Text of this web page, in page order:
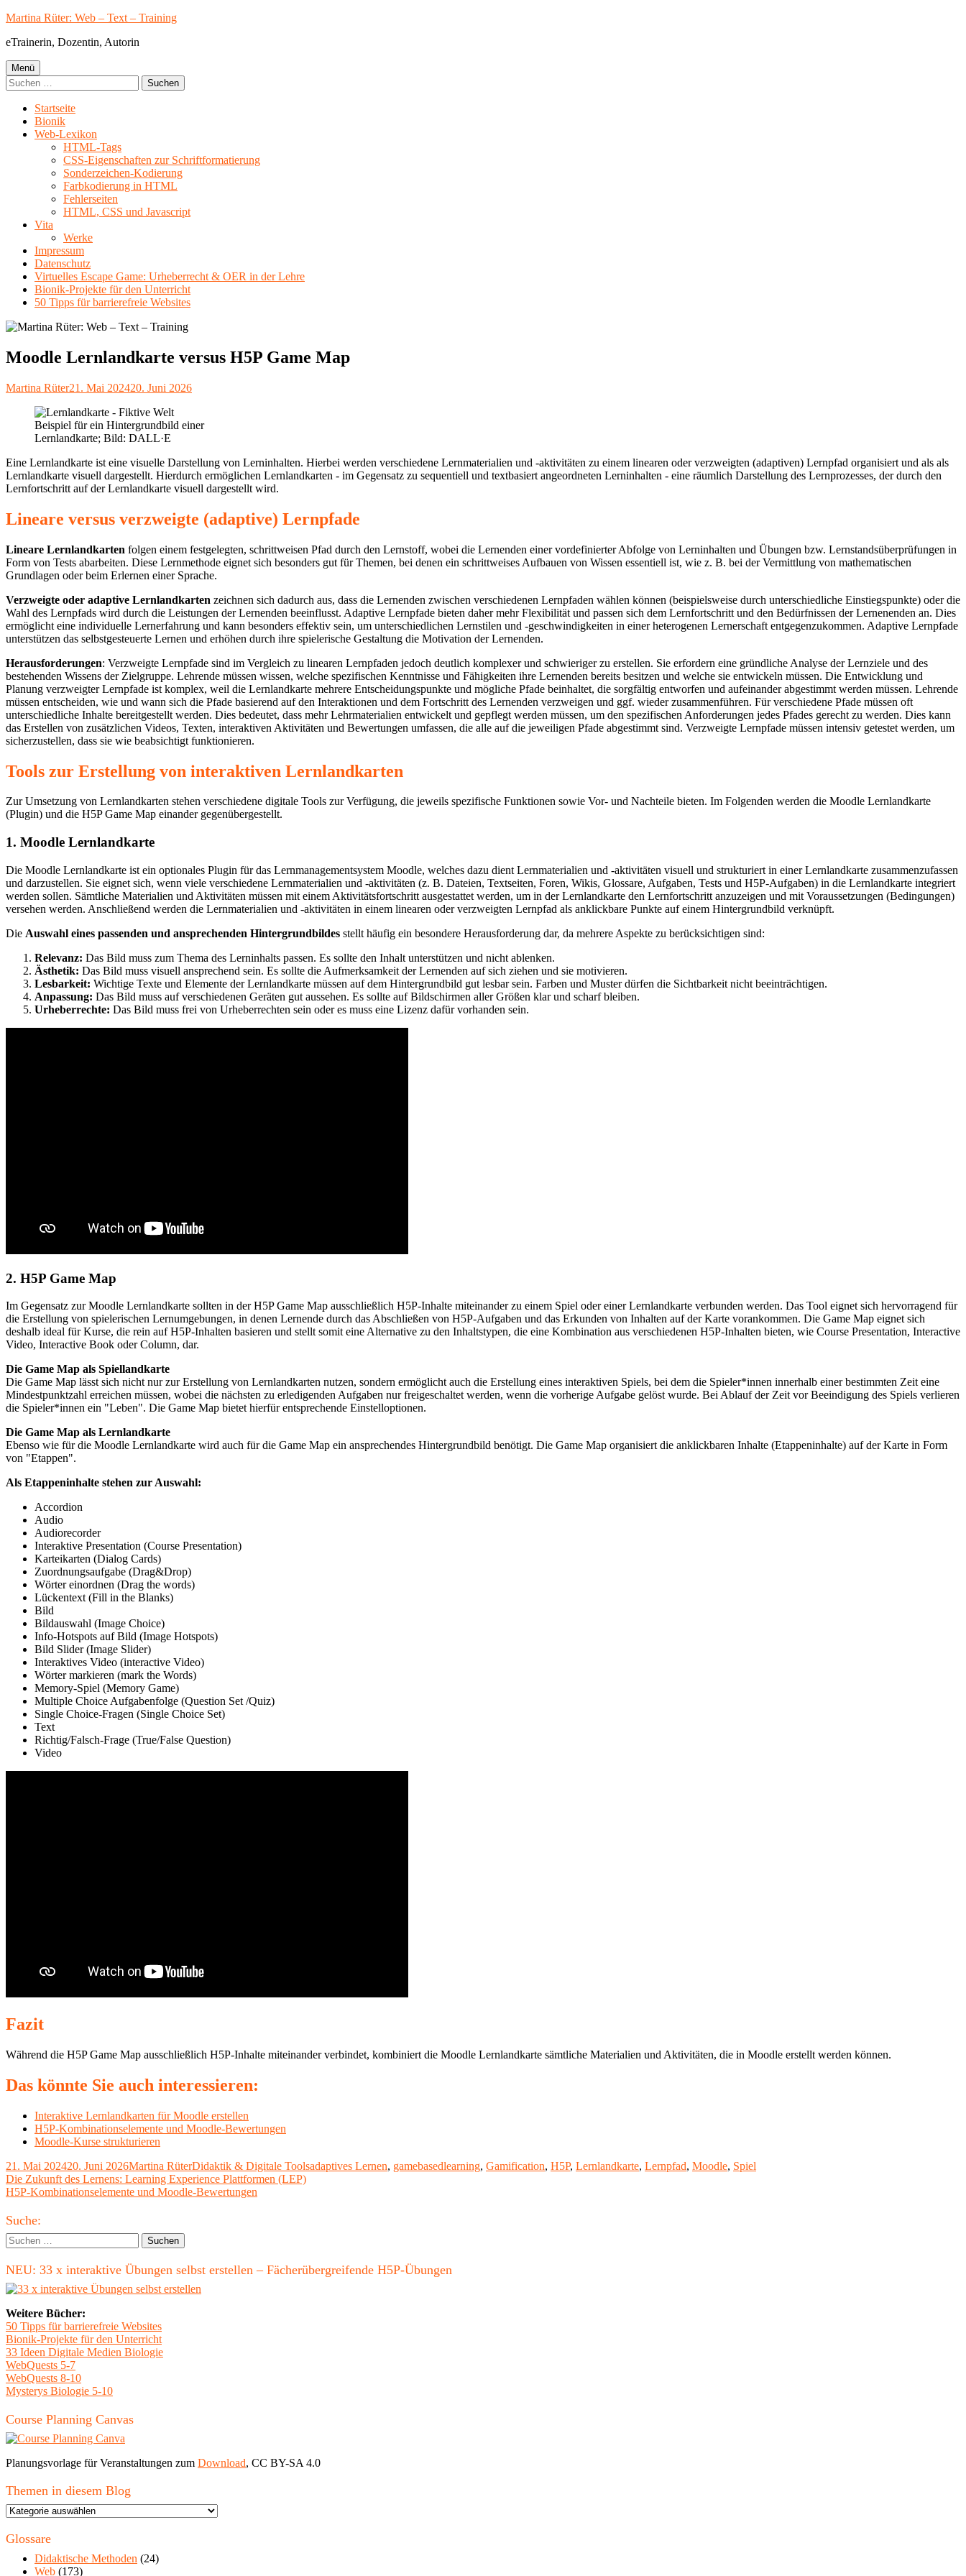
Springe
Inhalt
Martina Rüter: Web – Text – Training
eTrainerin, Dozentin, Autorin
Primäres
Menü
Menü
Suchen
nach:
Startseite
Bionik
Web-Lexikon
HTML-Tags
CSS-Eigenschaften zur Schriftformatierung
Sonderzeichen-Kodierung
Farbkodierung in HTML
Fehlerseiten
HTML, CSS und Javascript
Vita
Werke
Impressum
Datenschutz
Virtuelles Escape Game: Urheberrecht & OER in der Lehre
Bionik-Projekte für den Unterricht
50 Tipps für barrierefreie Websites
Moodle Lernlandkarte versus H5P Game Map
Autor
Martina RüterVeröffentlicht
21. Mai 202420. Juni 2026
Beispiel für ein Hintergrundbild einer
Lernlandkarte; Bild: DALL·E
Eine Lernlandkarte ist eine visuelle Darstellung von Lerninhalten. Hierbei werden verschiedene Lernmaterialien und -aktivitäten zu einem linearen oder verzweigten (adaptiven) Lernpfad organisiert und als als
Lernlandkarte visuell dargestellt. Hierdurch ermöglichen Lernlandkarten - im Gegensatz zu sequentiell und textbasiert angeordneten Lerninhalten - eine räumlich Darstellung des Lernprozesses, der durch den
Lernfortschritt auf der Lernlandkarte visuell dargestellt wird.
Lineare versus verzweigte (adaptive) Lernpfade
Lineare Lernlandkarten folgen einem festgelegten, schrittweisen Pfad durch den Lernstoff, wobei die Lernenden einer vordefinierter Abfolge von Lerninhalten und Übungen bzw. Lernstandsüberprüfungen in
Form von Tests abarbeiten. Diese Lernmethode eignet sich besonders gut für Themen, bei denen ein schrittweises Aufbauen von Wissen essentiell ist, wie z. B. bei der Vermittlung von mathematischen
Grundlagen oder beim Erlernen einer Sprache.
Verzweigte oder adaptive Lernlandkarten zeichnen sich dadurch aus, dass die Lernenden zwischen verschiedenen Lernpfaden wählen können (beispielsweise durch unterschiedliche Einstiegspunkte) oder die
Wahl des Lernpfads wird durch die Leistungen der Lernenden beeinflusst. Adaptive Lernpfade bieten daher mehr Flexibilität und passen sich dem Lernfortschritt und den Bedürfnissen der Lernenenden an. Dies
ermöglicht eine individuelle Lernerfahrung und kann besonders effektiv sein, um unterschiedlichen Lernstilen und -geschwindigkeiten in einer heterogenen Lernerschaft entgegenzukommen. Adaptive Lernpfade
unterstützen das selbstgesteuerte Lernen und erhöhen durch ihre spielerische Gestaltung die Motivation der Lernenden.
Herausforderungen: Verzweigte Lernpfade sind im Vergleich zu linearen Lernpfaden jedoch deutlich komplexer und schwieriger zu erstellen. Sie erfordern eine gründliche Analyse der Lernziele und des
bestehenden Wissens der Zielgruppe. Lehrende müssen wissen, welche spezifischen Kenntnisse und Fähigkeiten ihre Lernenden bereits besitzen und welche sie entwickeln müssen. Die Entwicklung und
Planung verzweigter Lernpfade ist komplex, weil die Lernlandkarte mehrere Entscheidungspunkte und mögliche Pfade beinhaltet, die sorgfältig entworfen und aufeinander abgestimmt werden müssen. Lehrende
müssen entscheiden, wie und wann sich die Pfade basierend auf den Interaktionen und dem Fortschritt des Lernenden verzweigen und ggf. wieder zusammenführen. Für verschiedene Pfade müssen oft
unterschiedliche Inhalte bereitgestellt werden. Dies bedeutet, dass mehr Lehrmaterialien entwickelt und gepflegt werden müssen, um den spezifischen Anforderungen jedes Pfades gerecht zu werden. Dies kann
das Erstellen von zusätzlichen Videos, Texten, interaktiven Aktivitäten und Bewertungen umfassen, die alle auf die jeweiligen Pfade abgestimmt sind. Verzweigte Lernpfade müssen intensiv getestet werden, um
sicherzustellen, dass sie wie beabsichtigt funktionieren.
Tools zur Erstellung von interaktiven Lernlandkarten
Zur Umsetzung von Lernlandkarten stehen verschiedene digitale Tools zur Verfügung, die jeweils spezifische Funktionen sowie Vor- und Nachteile bieten. Im Folgenden werden die Moodle Lernlandkarte
(Plugin) und die H5P Game Map einander gegenübergestellt.
1. Moodle Lernlandkarte
Die Moodle Lernlandkarte ist ein optionales Plugin für das Lernmanagementsystem Moodle, welches dazu dient Lernmaterialien und -aktivitäten visuell und strukturiert in einer Lernlandkarte zusammenzufassen
und darzustellen. Sie eignet sich, wenn viele verschiedene Lernmaterialien und -aktivitäten (z. B. Dateien, Textseiten, Foren, Wikis, Glossare, Aufgaben, Tests und H5P-Aufgaben) in die Lernlandkarte integriert
werden sollen. Sämtliche Materialien und Aktivitäten müssen mit einem Aktivitätsfortschritt ausgestattet werden, um in der Lernlandkarte den Lernfortschritt anzuzeigen und mit Voraussetzungen (Bedingungen)
versehen werden. Anschließend werden die Lernmaterialien und -aktivitäten in einem linearen oder verzweigten Lernpfad als anklickbare Punkte auf einem Hintergrundbild verknüpft.
Die Auswahl eines passenden und ansprechenden Hintergrundbildes stellt häufig ein besondere Herausforderung dar, da mehrere Aspekte zu berücksichtigen sind:
Relevanz: Das Bild muss zum Thema des Lerninhalts passen. Es sollte den Inhalt unterstützen und nicht ablenken.
Ästhetik: Das Bild muss visuell ansprechend sein. Es sollte die Aufmerksamkeit der Lernenden auf sich ziehen und sie motivieren.
Lesbarkeit: Wichtige Texte und Elemente der Lernlandkarte müssen auf dem Hintergrundbild gut lesbar sein. Farben und Muster dürfen die Sichtbarkeit nicht beeinträchtigen.
Anpassung: Das Bild muss auf verschiedenen Geräten gut aussehen. Es sollte auf Bildschirmen aller Größen klar und scharf bleiben.
Urheberrechte: Das Bild muss frei von Urheberrechten sein oder es muss eine Lizenz dafür vorhanden sein.
2. H5P Game Map
Im Gegensatz zur Moodle Lernlandkarte sollten in der H5P Game Map ausschließlich H5P-Inhalte miteinander zu einem Spiel oder einer Lernlandkarte verbunden werden. Das Tool eignet sich hervorragend für
die Erstellung von spielerischen Lernumgebungen, in denen Lernende durch das Abschließen von H5P-Aufgaben und das Erkunden von Inhalten auf der Karte vorankommen. Die Game Map eignet sich
deshalb ideal für Kurse, die rein auf H5P-Inhalten basieren und stellt somit eine Alternative zu den Inhaltstypen, die eine Kombination aus verschiedenen H5P-Inhalten bieten, wie Course Presentation, Interactive
Video, Interactive Book oder Column, dar.
Die Game Map als Spiellandkarte
Die Game Map lässt sich nicht nur zur Erstellung von Lernlandkarten nutzen, sondern ermöglicht auch die Erstellung eines interaktiven Spiels, bei dem die Spieler*innen innerhalb einer bestimmten Zeit eine
Mindestpunktzahl erreichen müssen, wobei die nächsten zu erledigenden Aufgaben nur freigeschaltet werden, wenn die vorherige Aufgabe gelöst wurde. Bei Ablauf der Zeit vor Beeindigung des Spiels verlieren
die Spieler*innen ein "Leben". Die Game Map bietet hierfür entsprechende Einstelloptionen.
Die Game Map als Lernlandkarte
Ebenso wie für die Moodle Lernlandkarte wird auch für die Game Map ein ansprechendes Hintergrundbild benötigt. Die Game Map organisiert die anklickbaren Inhalte (Etappeninhalte) auf der Karte in Form
von "Etappen".
Als Etappeninhalte stehen zur Auswahl:
Accordion
Audio
Audiorecorder
Interaktive Presentation (Course Presentation)
Karteikarten (Dialog Cards)
Zuordnungsaufgabe (Drag&Drop)
Wörter einordnen (Drag the words)
Lückentext (Fill in the Blanks)
Bild
Bildauswahl (Image Choice)
Info-Hotspots auf Bild (Image Hotspots)
Bild Slider (Image Slider)
Interaktives Video (interactive Video)
Wörter markieren (mark the Words)
Memory-Spiel (Memory Game)
Multiple Choice Aufgabenfolge (Question Set /Quiz)
Single Choice-Fragen (Single Choice Set)
Text
Richtig/Falsch-Frage (True/False Question)
Video
Fazit
Während die H5P Game Map ausschließlich H5P-Inhalte miteinander verbindet, kombiniert die Moodle Lernlandkarte sämtliche Materialien und Aktivitäten, die in Moodle erstellt werden können.
Das könnte Sie auch interessieren:
Interaktive Lernlandkarten für Moodle erstellen
H5P-Kombinationselemente und Moodle-Bewertungen
Moodle-Kurse strukturieren
Veröffentlicht
am
21. Mai 202420. Juni 2026Autor
Martina RüterKategorien
Didaktik & Digitale ToolsSchlagwörter
adaptives Lernen, gamebasedlearning, Gamification, H5P, Lernlandkarte, Lernpfad, Moodle, Spiel
Beitragsnavigation
Vorheriger
Beitrag:
Die Zukunft des Lernens: Learning Experience Plattformen (LEP)
Nächster
H5P-Kombinationselemente und Moodle-Bewertungen
Haupt-
Seitenleiste
Suche:
Suchen
nach:
NEU: 33 x interaktive Übungen selbst erstellen – Fächerübergreifende H5P-Übungen
Weitere Bücher:
50 Tipps für barrierefreie Websites
Bionik-Projekte für den Unterricht
33 Ideen Digitale Medien Biologie
WebQuests 5-7
WebQuests 8-10
Mysterys Biologie 5-10
Course Planning Canvas
Planungsvorlage für Veranstaltungen zum Download, CC BY-SA 4.0
Themen in diesem Blog
Themen
diesem
Glossare
Didaktische Methoden (24)
Web (173)